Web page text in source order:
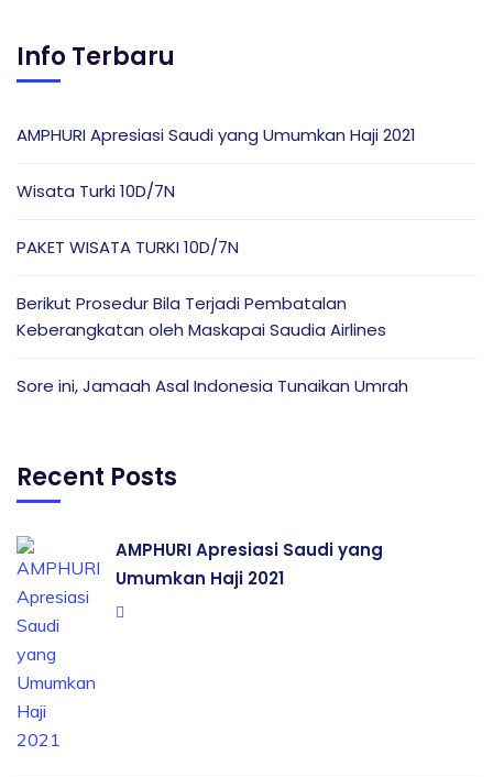
Info Terbaru
AMPHURI Apresiasi Saudi yang Umumkan Haji 2021
Wisata Turki 10D/7N
PAKET WISATA TURKI 10D/7N
Berikut Prosedur Bila Terjadi Pembatalan
Keberangkatan oleh Maskapai Saudia Airlines
Sore ini, Jamaah Asal Indonesia Tunaikan Umrah
Recent Posts
AMPHURI Apresiasi Saudi yang
Umumkan Haji 2021